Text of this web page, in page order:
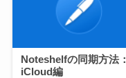
Noteshelfの同期方法：
iCloud編